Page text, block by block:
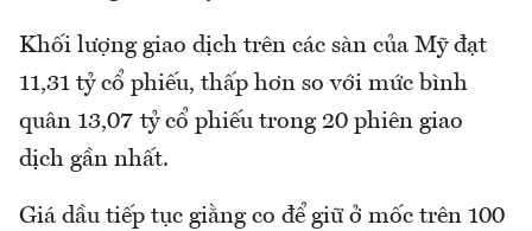
Khối lượng giao dịch trên các sàn của Mỹ đạt
11,31 tỷ cổ phiếu, thấp hơn so với mức bình
quân 13,07 tỷ cổ phiếu trong 20 phiên giao
dịch gần nhất.
Giá dầu tiếp tục giằng co để giữ ở mốc trên 100